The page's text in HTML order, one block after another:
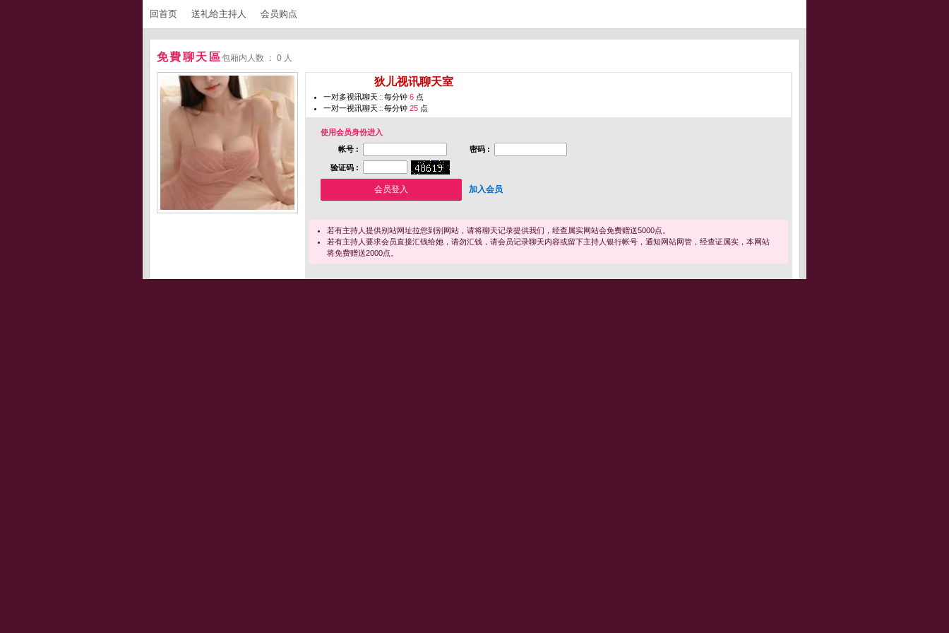
回首页 送礼给主持人 会员购点
免費聊天區包厢内人数 ： 0 人
狄儿视讯聊天室
一对多视讯聊天 : 每分钟 6 点
一对一视讯聊天 : 每分钟 25 点
使用会员身份进入
帐号 :
密码 :
验证码 :
加入会员
若有主持人提供别站网址拉您到别网站，请将聊天记录提供我们，经查属实网站会免费赠送5000点。
若有主持人要求会员直接汇钱给她，请勿汇钱，请会员记录聊天内容或留下主持人银行帐号，通知网站网管，经查证属实，本网站
将免费赠送2000点。